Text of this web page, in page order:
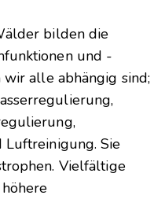
bilden die
und -
alle abhängig sind;
Luftreinigung. Sie
Vielfältige